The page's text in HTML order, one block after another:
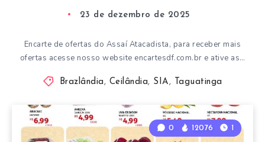
23 de dezembro de 2025
Encarte de ofertas do Assaí Atacadista, para receber mais
ofertas acesse nosso website encartesdf.com.br e ative as…
Brazlândia , Ceilândia, SIA , Taguatinga
0 12076 1